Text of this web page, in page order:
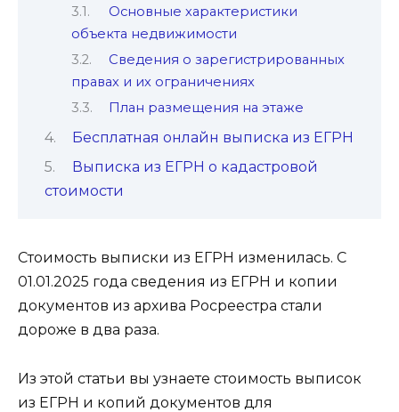
Основные характеристики
объекта недвижимости
Сведения о зарегистрированных
правах и их ограничениях
План размещения на этаже
Бесплатная онлайн выписка из ЕГРН
Выписка из ЕГРН о кадастровой
стоимости
Стоимость выписки из ЕГРН изменилась. С
01.01.2025 года сведения из ЕГРН и копии
документов из архива Росреестра стали
дороже в два раза.
Из этой статьи вы узнаете стоимость выписок
из ЕГРН и копий документов для